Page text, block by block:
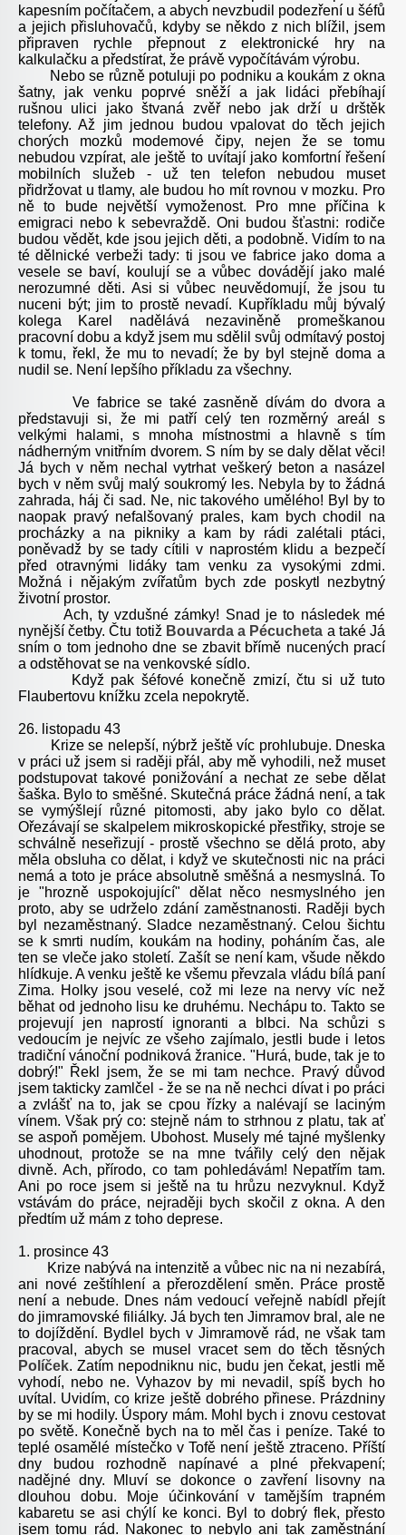
kapesním počítačem, a abych nevzbudil podezření u šéfů
a jejich přisluhovačů, kdyby se někdo z nich blížil, jsem
připraven rychle přepnout z elektronické hry na
kalkulačku a předstírat, že právě vypočítávám výrobu.
Nebo se různě potuluji po podniku a koukám z okna
šatny, jak venku poprvé sněží a jak lidáci přebíhají
rušnou ulici jako štvaná zvěř nebo jak drží u drštěk
telefony. Až jim jednou budou vpalovat do těch jejich
chorých mozků modemové čipy, nejen že se tomu
nebudou vzpírat, ale ještě to uvítají jako komfortní řešení
mobilních služeb - už ten telefon nebudou muset
přidržovat u tlamy, ale budou ho mít rovnou v mozku. Pro
ně to bude největší vymoženost. Pro mne příčina k
emigraci nebo k sebevraždě. Oni budou šťastni: rodiče
budou vědět, kde jsou jejich děti, a podobně. Vidím to na
té dělnické verbeži tady: ti jsou ve fabrice jako doma a
vesele se baví, koulují se a vůbec dovádějí jako malé
nerozumné děti. Asi si vůbec neuvědomují, že jsou tu
nuceni být; jim to prostě nevadí. Kupříkladu můj bývalý
kolega Karel nadělává nezaviněně promeškanou
pracovní dobu a když jsem mu sdělil svůj odmítavý postoj
k tomu, řekl, že mu to nevadí; že by byl stejně doma a
nudil se. Není lepšího příkladu za všechny.
Ve fabrice se také zasněně dívám do dvora a
představuji si, že mi patří celý ten rozměrný areál s
velkými halami, s mnoha místnostmi a hlavně s tím
nádherným vnitřním dvorem. S ním by se daly dělat věci!
Já bych v něm nechal vytrhat veškerý beton a nasázel
bych v něm svůj malý soukromý les. Nebyla by to žádná
zahrada, háj či sad. Ne, nic takového umělého! Byl by to
naopak pravý nefalšovaný prales, kam bych chodil na
procházky a na pikniky a kam by rádi zalétali ptáci,
poněvadž by se tady cítili v naprostém klidu a bezpečí
před otravnými lidáky tam venku za vysokými zdmi.
Možná i nějakým zvířatům bych zde poskytl nezbytný
životní prostor.
Ach, ty vzdušné zámky! Snad je to následek mé
nynější četby. Čtu totiž Bouvarda a Pécucheta a také Já
sním o tom jednoho dne se zbavit břímě nucených prací
a odstěhovat se na venkovské sídlo.
Když pak šéfové konečně zmizí, čtu si už tuto
Flaubertovu knížku zcela nepokrytě.
26. listopadu 43
Krize se nelepší, nýbrž ještě víc prohlubuje. Dneska
v práci už jsem si raději přál, aby mě vyhodili, než muset
podstupovat takové ponižování a nechat ze sebe dělat
šaška. Bylo to směšné. Skutečná práce žádná není, a tak
se vymýšlejí různé pitomosti, aby jako bylo co dělat.
Ořezávají se skalpelem mikroskopické přestřiky, stroje se
schválně neseřizují - prostě všechno se dělá proto, aby
měla obsluha co dělat, i když ve skutečnosti nic na práci
nemá a toto je práce absolutně směšná a nesmyslná. To
je "hrozně uspokojující" dělat něco nesmyslného jen
proto, aby se udrželo zdání zaměstnanosti. Raději bych
byl nezaměstnaný. Sladce nezaměstnaný. Celou šichtu
se k smrti nudím, koukám na hodiny, poháním čas, ale
ten se vleče jako století. Zašít se není kam, všude někdo
hlídkuje. A venku ještě ke všemu převzala vládu bílá paní
Zima. Holky jsou veselé, což mi leze na nervy víc než
běhat od jednoho lisu ke druhému. Nechápu to. Takto se
projevují jen naprostí ignoranti a blbci. Na schůzi s
vedoucím je nejvíc ze všeho zajímalo, jestli bude i letos
tradiční vánoční podniková žranice. "Hurá, bude, tak je to
dobrý!" Řekl jsem, že se mi tam nechce. Pravý důvod
jsem takticky zamlčel - že se na ně nechci dívat i po práci
a zvlášť na to, jak se cpou řízky a nalévají se laciným
vínem. Však prý co: stejně nám to strhnou z platu, tak ať
se aspoň pomějem. Ubohost. Musely mé tajné myšlenky
uhodnout, protože se na mne tvářily celý den nějak
divně. Ach, přírodo, co tam pohledávám! Nepatřím tam.
Ani po roce jsem si ještě na tu hrůzu nezvyknul. Když
vstávám do práce, nejraději bych skočil z okna. A den
předtím už mám z toho deprese.
1. prosince 43
Krize nabývá na intenzitě a vůbec nic na ni nezabírá,
ani nové zeštíhlení a přerozdělení směn. Práce prostě
není a nebude. Dnes nám vedoucí veřejně nabídl přejít
do jimramovské filiálky. Já bych ten Jimramov bral, ale ne
to dojíždění. Bydlel bych v Jimramově rád, ne však tam
pracoval, abych se musel vracet sem do těch těsných
Políček. Zatím nepodniknu nic, budu jen čekat, jestli mě
vyhodí, nebo ne. Vyhazov by mi nevadil, spíš bych ho
uvítal. Uvidím, co krize ještě dobrého přinese. Prázdniny
by se mi hodily. Úspory mám. Mohl bych i znovu cestovat
po světě. Konečně bych na to měl čas i peníze. Také to
teplé osamělé místečko v Tofě není ještě ztraceno. Příští
dny budou rozhodně napínavé a plné překvapení;
nadějné dny. Mluví se dokonce o zavření lisovny na
dlouhou dobu. Moje účinkování v tamějším trapném
kabaretu se asi chýlí ke konci. Byl to dobrý flek, přesto
jsem tomu rád. Nakonec to nebylo ani tak zaměstnání